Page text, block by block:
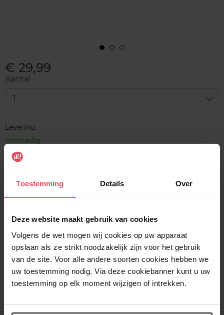
Toestemming Details Over
Deze website maakt gebruik van cookies
Volgens de wet mogen wij cookies op uw apparaat
opslaan als ze strikt noodzakelijk zijn voor het gebruik
van de site. Voor alle andere soorten cookies hebben we
uw toestemming nodig. Via deze cookiebanner kunt u uw
toestemming op elk moment wijzigen of intrekken.
€ 29,99
Aantal
1
Levering
Voorradig
Gratis levering bij aankoop van min. 35€.
Verzending binnen 24u
Beschrijving